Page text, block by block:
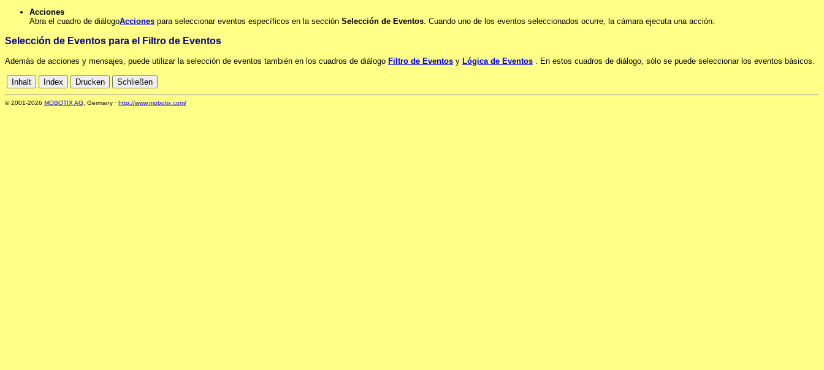
Acciones
Abra el cuadro de diálogoAcciones para seleccionar eventos específicos en la sección Selección de Eventos . Cuando uno de los eventos seleccionados ocurre, la cámara ejecuta una acción.
Selección de Eventos para el Filtro de Eventos
Además de acciones y mensajes, puede utilizar la selección de eventos también en los cuadros de diálogo Filtro de Eventos y Lógica de Eventos . En estos cuadros de diálogo, sólo se puede seleccionar los eventos básicos.
© 2001-2026 MOBOTIX AG, Germany · http://www.mobotix.com/